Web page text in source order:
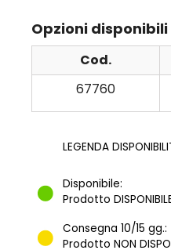
Opzioni
Cod.
67760
LEGENDA
Disponibile:
Prodotto
Consegna 10/15 gg.:
Prodotto NON